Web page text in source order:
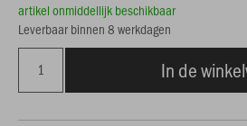
artikel onmiddellijk beschikbaar
Leverbaar binnen 8 werkdagen
In de